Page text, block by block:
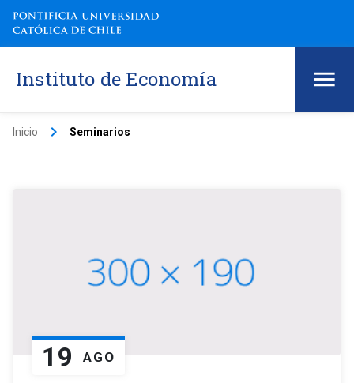
Instituto de Economía
Inicio keyboard_arrow_right Seminarios
19 AGO